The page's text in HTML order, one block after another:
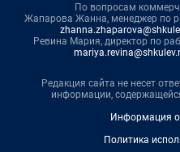
По вопросам
Жапарова Жанна, менеджер по
Ревина Мария, директор по
Редакция сайта не несет
информации,
Информация
Политика